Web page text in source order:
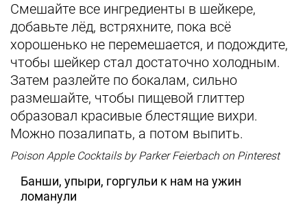
Смешайте все ингредиенты в шейкере,
добавьте лёд, встряхните, пока всё
хорошенько не перемешается, и подождите,
чтобы шейкер стал достаточно холодным.
Затем разлейте по бокалам, сильно
размешайте, чтобы пищевой глиттер
образовал красивые блестящие вихри.
Можно позалипать, а потом выпить.
Poison Apple Cocktails by Parker Feierbach on Pinterest
Банши, упыри, горгульи к нам на ужин
ломанули